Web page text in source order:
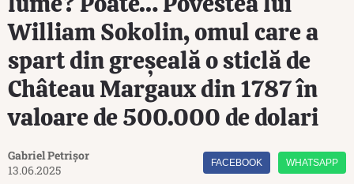
William Sokolin, omul care a
spart din greșeală o sticlă de
Château Margaux din 1787 în
valoare de 500.000 de dolari
Gabriel Petrișor
13.06.2025
FACEBOOK WHATSAPP